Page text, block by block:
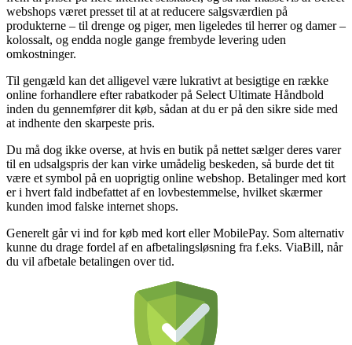
webshops været presset til at at reducere salgsværdien på
produkterne – til drenge og piger, men ligeledes til herrer og damer –
kolossalt, og endda nogle gange frembyde levering uden
omkostninger.
Til gengæld kan det alligevel være lukrativt at besigtige en række
online forhandlere efter rabatkoder på Select Ultimate Håndbold
inden du gennemfører dit køb, sådan at du er på den sikre side med
at indhente den skarpeste pris.
Du må dog ikke overse, at hvis en butik på nettet sælger deres varer
til en udsalgspris der kan virke umådelig beskeden, så burde det tit
være et symbol på en uoprigtig online webshop. Betalinger med kort
er i hvert fald indbefattet af en lovbestemmelse, hvilket skærmer
kunden imod falske internet shops.
Generelt går vi ind for køb med kort eller MobilePay. Som alternativ
kunne du drage fordel af en afbetalingsløsning fra f.eks. ViaBill, når
du vil afbetale betalingen over tid.